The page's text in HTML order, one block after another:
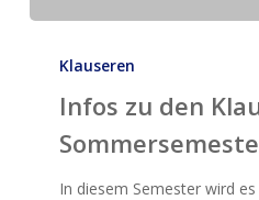
Klausuren
Klauseren
Infos zu den
In diesem Semester wird